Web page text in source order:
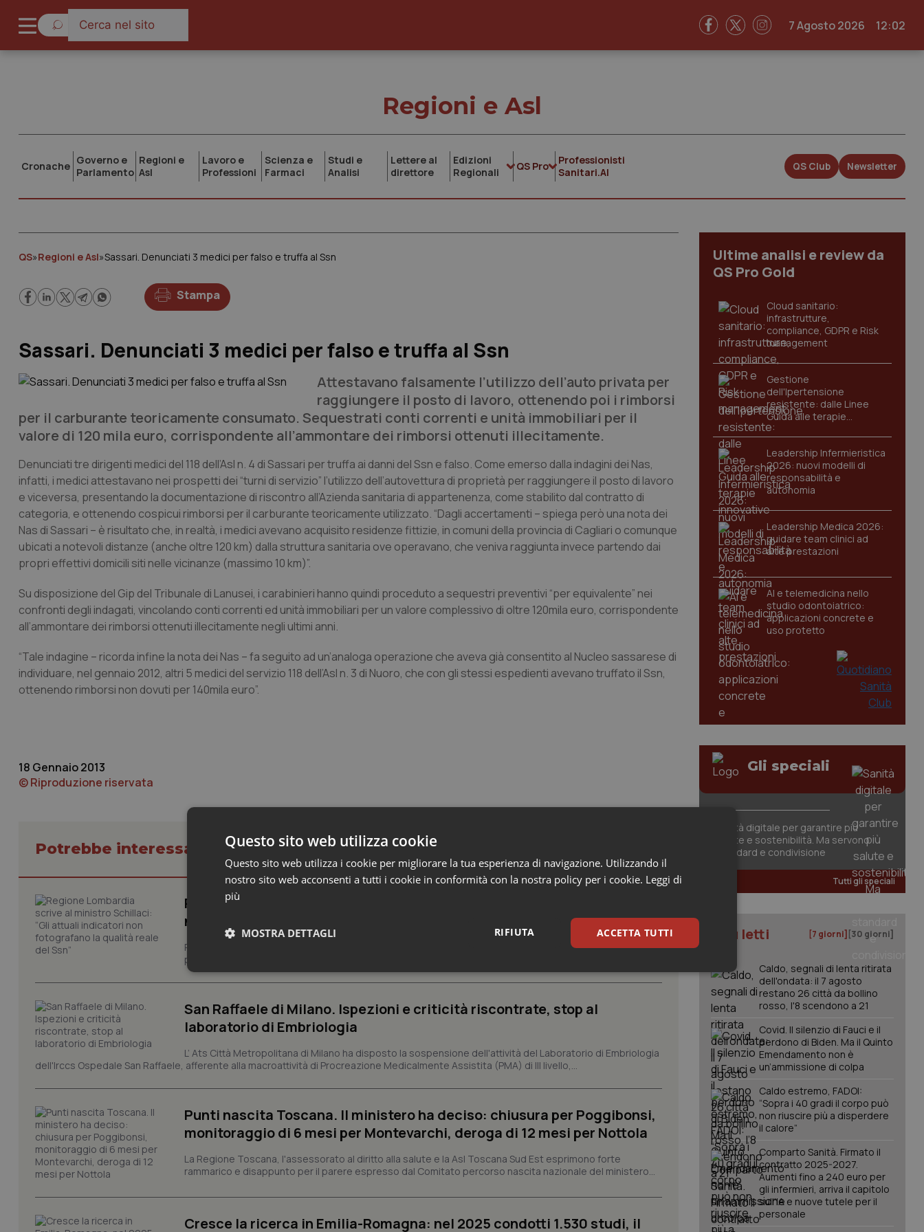
7 Agosto 2026 12:02
Regioni e Asl
Cronache Governo e
Parlamento
Regioni e
Asl
Lavoro e
Professioni
Scienza e
Farmaci
Studi e
Analisi
Lettere al
direttore
Edizioni
Regionali
QS Pro
Professionisti
Sanitari.AI
QS Club Newsletter
QS»Regioni e Asl»Sassari. Denunciati 3 medici per falso e truffa al Ssn
Stampa
Sassari. Denunciati 3 medici per falso e truffa al Ssn
Attestavano falsamente l’utilizzo dell’auto privata per
raggiungere il posto di lavoro, ottenendo poi i rimborsi
per il carburante teoricamente consumato. Sequestrati conti correnti e unità immobiliari per il
valore di 120 mila euro, corrispondente all’ammontare dei rimborsi ottenuti illecitamente.
Denunciati tre dirigenti medici del 118 dell’Asl n. 4 di Sassari per truffa ai danni del Ssn e falso. Come emerso dalla indagini dei Nas,
infatti, i medici attestavano nei prospetti dei “turni di servizio” l’utilizzo dell’autovettura di proprietà per raggiungere il posto di lavoro
e viceversa, presentando la documentazione di riscontro all’Azienda sanitaria di appartenenza, come stabilito dal contratto di
categoria, e ottenendo cospicui rimborsi per il carburante teoricamente utilizzato. “Dagli accertamenti – spiega però una nota dei
Nas di Sassari – è risultato che, in realtà, i medici avevano acquisito residenze fittizie, in comuni della provincia di Cagliari o comunque
ubicati a notevoli distanze (anche oltre 120 km) dalla struttura sanitaria ove operavano, che veniva raggiunta invece partendo dai
propri effettivi domicili siti nelle vicinanze (massimo 10 km)”.
Su disposizione del Gip del Tribunale di Lanusei, i carabinieri hanno quindi proceduto a sequestri preventivi “per equivalente” nei
confronti degli indagati, vincolando conti correnti ed unità immobiliari per un valore complessivo di oltre 120mila euro, corrispondente
all’ammontare dei rimborsi ottenuti illecitamente negli ultimi anni.
“Tale indagine – ricorda infine la nota dei Nas – fa seguito ad un’analoga operazione che aveva già consentito al Nucleo sassarese di
individuare, nel gennaio 2012, altri 5 medici del servizio 118 dell’Asl n. 3 di Nuoro, che con gli stessi espedienti avevano truffato il Ssn,
ottenendo rimborsi non dovuti per 140mila euro”.
18 Gennaio 2013
© Riproduzione riservata
Potrebbe interessarti in Regioni e Asl
Regione Lombardia scrive al ministro Schillaci: “Gli attuali indicatori
non fotografano la qualità reale del Ssn”
Regione Lombardia chiede al Ministero della Salute di rivedere il sistema con cui vengono misurate le
performance del Servizio sanitario nazionale. Lo fa con una lettera firmata dall'assessore al Welfare...
San Raffaele di Milano. Ispezioni e criticità riscontrate, stop al
laboratorio di Embriologia
L’ Ats Città Metropolitana di Milano ha disposto la sospensione dell'attività del Laboratorio di Embriologia
dell'Irccs Ospedale San Raffaele, afferente alla macroattività di Procreazione Medicalmente Assistita (PMA) di III livello,...
Punti nascita Toscana. Il ministero ha deciso: chiusura per Poggibonsi,
monitoraggio di 6 mesi per Montevarchi, deroga di 12 mesi per Nottola
La Regione Toscana, l'assessorato al diritto alla salute e la Asl Toscana Sud Est esprimono forte
rammarico e disappunto per il parere espresso dal Comitato percorso nascita nazionale del ministero...
Cresce la ricerca in Emilia-Romagna: nel 2025 condotti 1.530 studi, il
Ultime analisi e review da
QS Pro Gold
Cloud sanitario:
infrastrutture,
compliance, GDPR e Risk
management
Gestione
dell'Ipertensione
resistente: dalle Linee
Guida alle terapie
innovative
Leadership Infermieristica
2026: nuovi modelli di
responsabilità e
autonomia
Leadership Medica 2026:
guidare team clinici ad
alte prestazioni
AI e telemedicina nello
studio odontoiatrico:
applicazioni concrete e
uso protetto
Gli speciali
Sanità digitale per garantire più
salute e sostenibilità. Ma servono
standard e condivisione
Tutti gli speciali
I più letti [7 giorni] [30 giorni]
Caldo, segnali di lenta ritirata
dell'ondata: il 7 agosto
restano 26 città da bollino
rosso, l'8 scendono a 21
Covid. Il silenzio di Fauci e il
perdono di Biden. Ma il Quinto
Emendamento non è
un’ammissione di colpa
Caldo estremo, FADOI:
“Sopra i 40 gradi il corpo può
non riuscire più a disperdere
il calore”
Comparto Sanità. Firmato il
contratto 2025-2027.
Aumenti fino a 240 euro per
gli infermieri, arriva il capitolo
sull'IA e nuove tutele per il
personale
Questo sito web utilizza cookie
Questo sito web utilizza i cookie per migliorare la tua esperienza di navigazione. Utilizzando il
nostro sito web acconsenti a tutti i cookie in conformità con la nostra policy per i cookie. Leggi di
più
ACCETTA TUTTI
RIFIUTA
MOSTRA DETTAGLI
Necessari Statistici Marketing
Necessari Statistici Marketing
Fornitore Dominio Scadenza
Descrizione
.youtube.com
settimane
scelte di consenso e privacy dell'utente per la loro
interazione con il sito. Registra i dati sul consenso
del visitatore riguardo a varie politiche e
preferenze siano onorate nelle sessioni future.
www.quotidianosanita.it
settimane
Script.com per ricordare le preferenze di consenso